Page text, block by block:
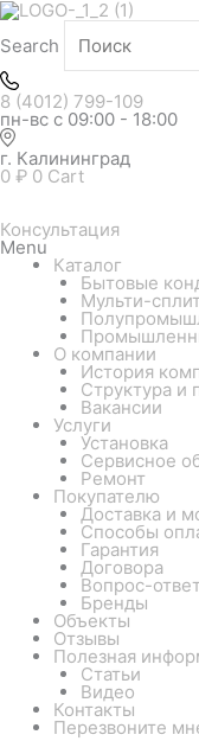
Search
8 (4012) 799-109
пн-вс с 09:00 - 18:00
г. Калининград
0 ₽ 0 Cart
Консультация
Menu
Каталог
Бытовые
Мульти-
О компании
История
Структура и
Вакансии
Услуги
Установка
Сервисное
Ремонт
Покупателю
Доставка и
Способы
Гарантия
Договора
Вопрос-
Бренды
Объекты
Отзывы
Полезная
Статьи
Видео
Контакты
Перезвоните